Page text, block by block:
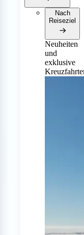
Nach
Reiseziel
Neuheiten
und
exklusive